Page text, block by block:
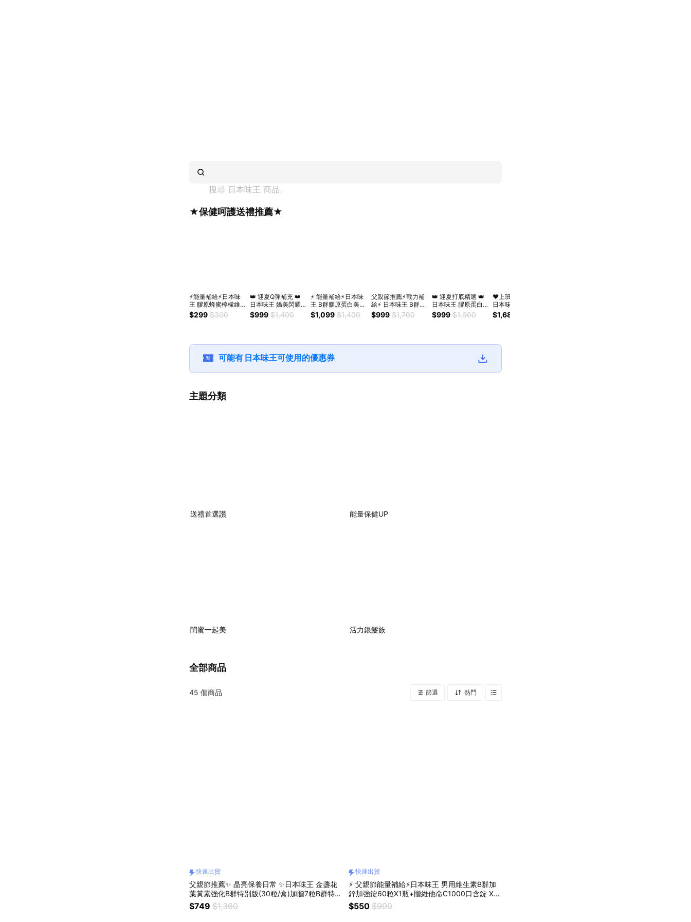
搜尋 日本味王 商品。
★保健呵護送禮推薦★
⚡能量補給⚡日本味
王 膠原蜂蜜檸檬維
他命C口含片(60粒/
瓶)🚚快速出貨
$299 $300
👑 迎夏Q彈補充 👑
日本味王 嬌美閃耀
組(第二代膠原蛋白
X2盒+強效蔓越莓錠
$999 $1,400
⚡ 能量補給⚡日本味
王 B群膠原蛋白美麗
組(女B群x2盒+膠原
蛋白x2盒)送禮首選
$1,099 $1,400
父親節推薦⚡戰力補
給⚡ 日本味王 B群瑪
卡強勁組(男用B群
60粒x2盒 加贈戰起
$999 $1,700
👑 迎夏打底精選 👑
日本味王 膠原蛋白
靓白組(第二代膠原
蛋白x2盒+維他命
$999 $1,600
❤️上班族日常補給❤️
日本味王 明亮聰明
組 (晶亮葉黃素B群
特別版30粒x1盒+魚
$1,688
可能有 日本味王可使用的優惠券
主題分類
送禮首選讚 能量保健UP
閨蜜一起美 活力銀髮族
全部商品
45 個商品 篩選 熱門
快速出貨
父親節推薦✨ 晶亮保養日常 ✨日本味王 金盞花
葉黃素強化B群特別版(30粒/盒)加贈7粒B群特別
版🚚快速出貨
$749 $1,360
快速出貨
⚡ 父親節能量補給⚡日本味王 男用維生素B群加
鋅加強錠60粒X1瓶+贈維他命C1000口含錠 X1
盒🚚快速出貨
$550 $900